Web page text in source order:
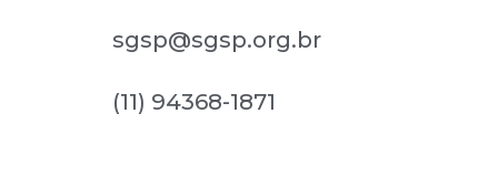
sgsp@sgsp.org.br
(11) 94368-1871